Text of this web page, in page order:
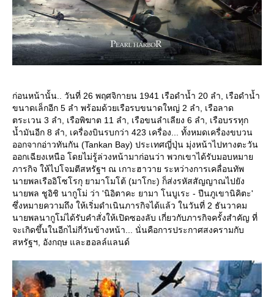
ก่อนหน้านั้น.. วันที่ 26 พฤศจิกายน 1941 เรือดำน้ำ 20 ลำ, เรือดำน้ำ
ขนาดเล็กอีก 5 ลำ พร้อมด้วยเรือรบขนาดใหญ่ 2 ลำ, เรือลาด
ตระเวน 3 ลำ, เรือพิฆาต 11 ลำ, เรือขนลำเลียง 6 ลำ, เรือบรรทุก
น้ำมันอีก 8 ลำ, เครื่องบินรบกว่า 423 เครื่อง... ทั้งหมดเครื่องขบวน
ออกจากอ่าวทันกัน (Tankan Bay) ประเทศญี่ปุ่น มุ่งหน้าไปทางตะวัน
ออกเฉียงเหนือ โดยไม่รู้ล่วงหน้ามาก่อนว่า พวกเขาได้รับมอบหมา
ภารกิจ ให้ไปโจมตีสหรัฐฯ ณ เกาะฮาวาย ระหว่างการเคลื่อนทัพ
นายพลเรืออิโซโรกุ ยามาโมโต้ (มาโกะ) ก็ส่งรหัสสัญญาณไปยัง
นายพล ชูอิชิ นากูโม่ ว่า 'นิอิตาคะ ยามา โนบูเระ - ปีนภูเขานิคิตะ'
ซึ่งหมายความถึง ให้เริ่มดำเนินภารกิจได้แล้ว ในวันที่ 2 ธันวาคม
นายพลนากูโม่ได้รับคำสั่งให้เปิดซองลับ เกี่ยวกับภารกิจครั้งสำคัญ ที่
จะเกิดขึ้นในอีกไม่กี่วันข้างหน้า... นั่นคือการประกาศสงครามกับ
สหรัฐฯ, อังกฤษ และฮอลล์แลนด์